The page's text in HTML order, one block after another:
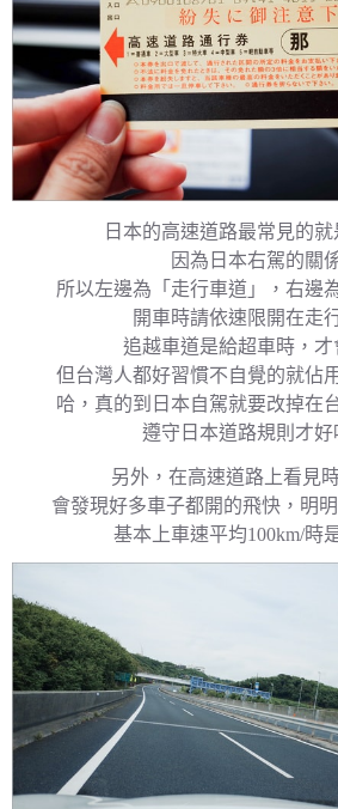
日本的高速道路最常見的
因為日本右駕的關
所以左邊為「走行車道」，右邊
開車時請依速限開在走
追越車道是給超車時，才
但台灣人都好習慣不自覺的就佔
哈，真的到日本自駕就要改掉在
遵守日本道路規則才好
另外，在高速道路上看見
會發現好多車子都開的飛快，明
基本上車速平均100km/時